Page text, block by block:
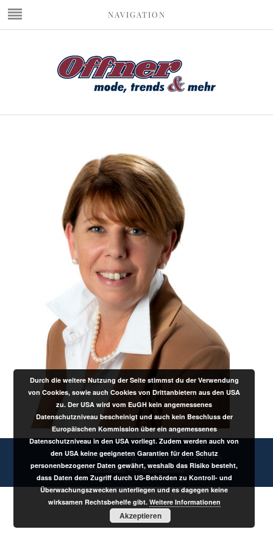
NAVIGATION
© 2026 Offner Wolfsberg. Alle Rechte vorbehalten.
ImpressumundDatenschutz.
Durch die weitere Nutzung der Seite stimmst du der Verwendung
von Cookies, sowie auch Cookies von Drittanbietern aus den USA
zu. Der USA wird vom EuGH kein angemessenes
Datenschutzniveau bescheinigt und auch kein Beschluss der
Europäischen Kommission über ein angemessenes
Datenschutzniveau in den USA vorliegt. Zudem werden auch von
den USA keine geeigneten Garantien für den Schutz
personenbezogener Daten gewährt, weshalb das Risiko besteht,
dass Daten dem Zugriff durch US-Behörden zu Kontroll- und
Überwachungszwecken unterliegen und es dagegen keine
wirksamen Rechtsbehelfe gibt. Weitere Informationen
Akzeptieren